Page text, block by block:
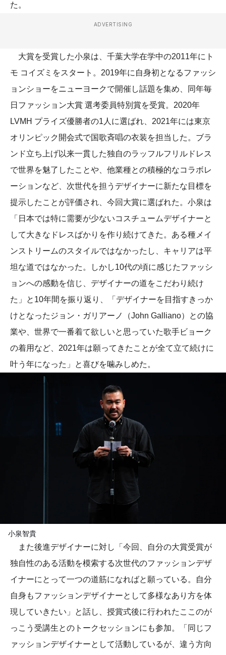
た。
ADVERTISING
大賞を受賞した小泉は、千葉大学在学中の2011年にト
モ コイズミをスタート。2019年に自身初となるファッシ
ョンショーをニューヨークで開催し話題を集め、同年毎
日ファッション大賞 選考委員特別賞を受賞。2020年
LVMH プライズ優勝者の1人に選ばれ、2021年には東京
オリンピック開会式で国歌斉唱の衣装を担当した。ブラ
ンド立ち上げ以来一貫した独自のラッフルフリルドレス
で世界を魅了したことや、他業種との積極的なコラボレ
ーションなど、次世代を担うデザイナーに新たな目標を
提示したことが評価され、今回大賞に選ばれた。小泉は
「日本では特に需要が少ないコスチュームデザイナーと
して大きなドレスばかりを作り続けてきた。ある種メイ
ンストリームのスタイルではなかったし、キャリアは平
坦な道ではなかった。しかし10代の頃に感じたファッシ
ョンへの感動を信じ、デザイナーの道をこだわり続け
た」と10年間を振り返り、「デザイナーを目指すきっか
けとなったジョン・ガリアーノ（John Galliano）との協
業や、世界で一番着て欲しいと思っていた歌手ビョーク
の着用など、2021年は願ってきたことが全て立て続けに
叶う年になった」と喜びを噛みしめた。
小泉智貴
また後進デザイナーに対し「今回、自分の大賞受賞が
独自性のある活動を模索する次世代のファッションデザ
イナーにとって一つの道筋になればと願っている。自分
自身もファッションデザイナーとして多様なあり方を体
現していきたい」と話し、授賞式後に行われたここのが
っこう受講生とのトークセッションにも参加。「同じフ
ァッションデザイナーとして活動しているが、違う方向